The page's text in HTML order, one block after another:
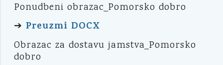
Ponudbeni obrazac_Pomorsko dobro
➔ Preuzmi DOCX
Obrazac za dostavu jamstva_Pomorsko
dobro